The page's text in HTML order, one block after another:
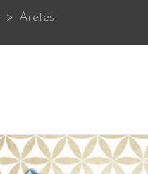
Aretes